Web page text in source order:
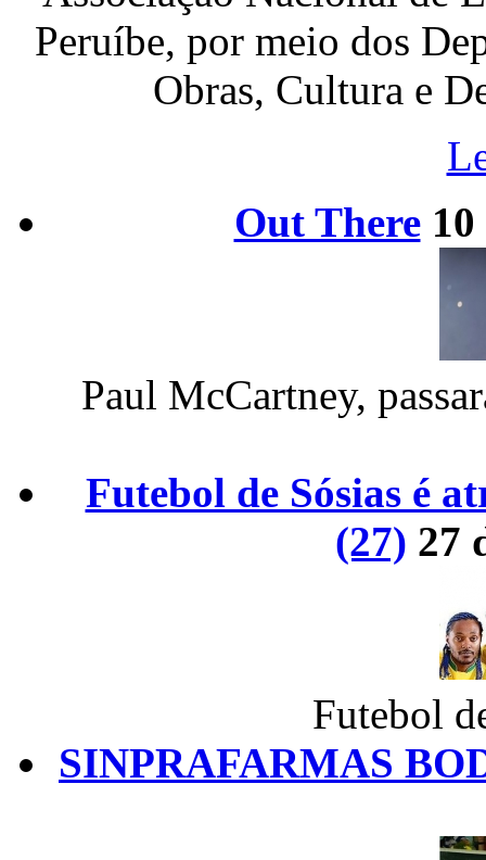
Peruíbe, por meio dos
Obras, Cultura e
Out There
Paul McCartney,
Futebol de Sósias é
(27) 27
Futebol
SINPRAFARMAS